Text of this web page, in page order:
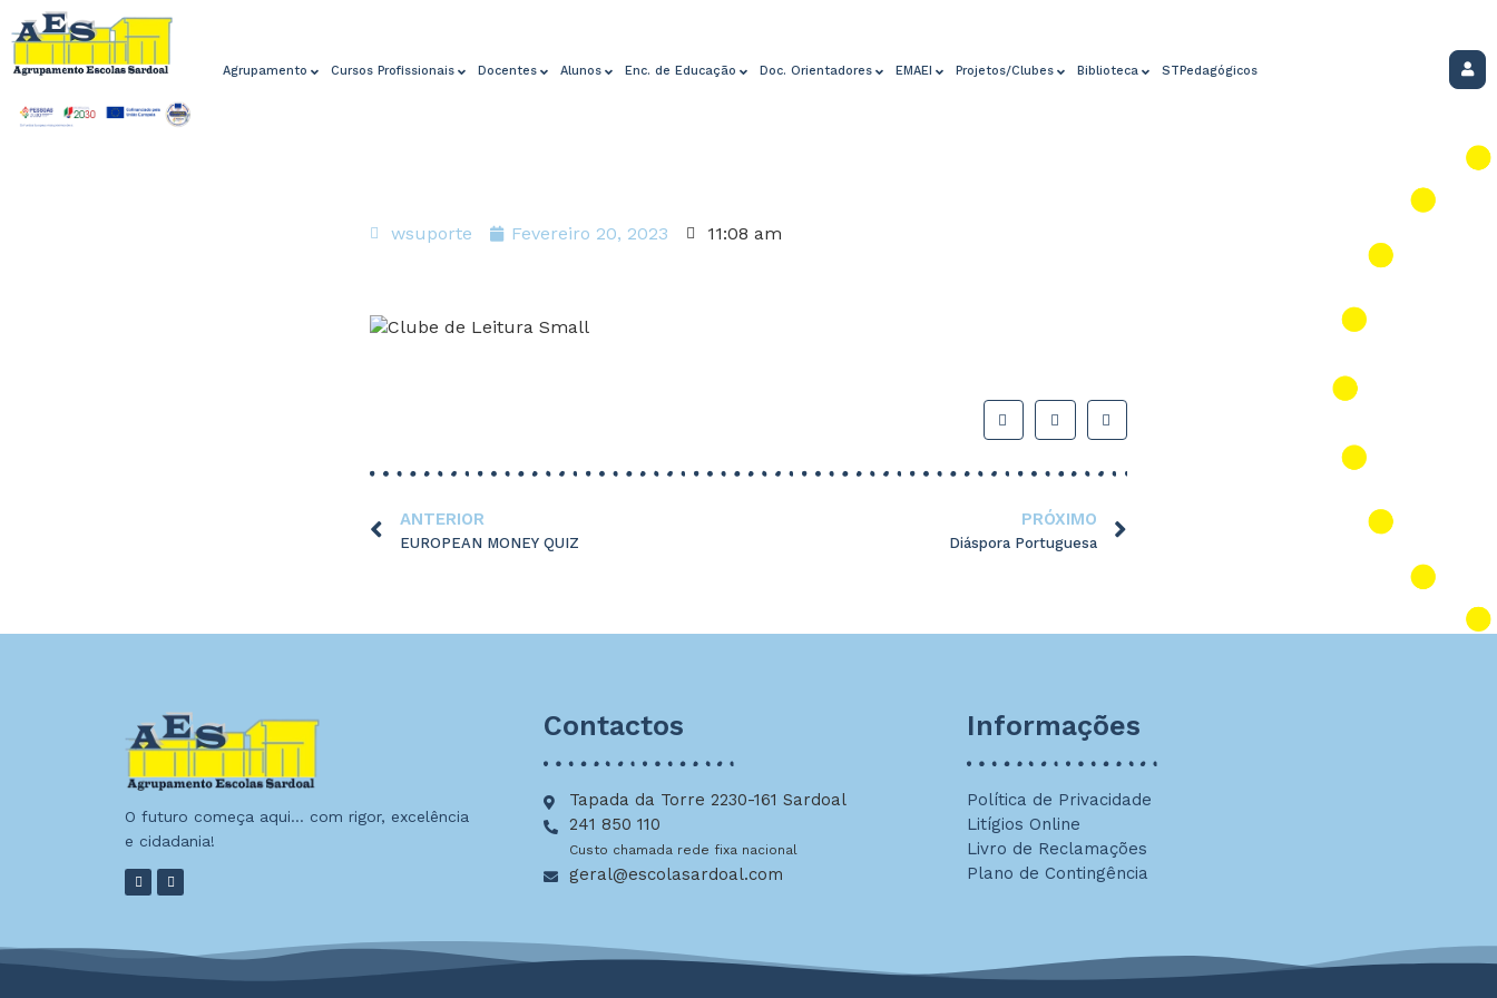
Agrupamento Cursos Profissionais Docentes Alunos Enc. de Educação Doc. Orientadores EMAEI Projetos/Clubes Biblioteca STPedagógicos
wsuporte Fevereiro 20, 2023 11:08 am
ANTERIOR
EUROPEAN MONEY QUIZ
PRÓXIMO
Diáspora Portuguesa
O futuro começa aqui… com rigor, excelência
e cidadania!
Contactos
Tapada da Torre 2230-161 Sardoal
241 850 110
Custo chamada rede fixa nacional
geral@escolasardoal.com
Informações
Política de Privacidade
Litígios Online
Livro de Reclamações
Plano de Contingência